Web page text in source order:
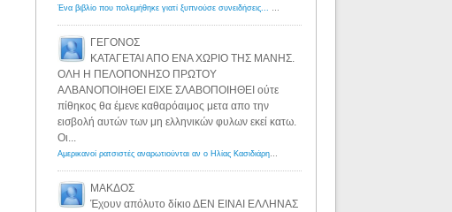
Ένα βιβλίο που πολεμήθηκε γιατί ξυπνούσε συνειδήσεις... - Λόγιος Ερμής | Η γνώση ξεκινάει με την αναζήτηση...
ΓΕΓΟΝΟΣ
ΚΑΤΑΓΕΤΑΙ ΑΠΟ ΕΝΑ ΧΩΡΙΟ ΤΗΣ ΜΑΝΗΣ.
ΟΛΗ Η ΠΕΛΟΠΟΝΗΣΟ ΠΡΩΤΟΥ
ΑΛΒΑΝΟΠΟΙΗΘΕΙ ΕΙΧΕ ΣΛΑΒΟΠΟΙΗΘΕΙ ούτε
πίθηκος θα έμενε καθαρόαιμος μετα απο την
εισβολή αυτών των μη ελληνικών φυλων εκεί κατω.
Οι...
Αμερικανοί ρατσιστές αναρωτιούνται αν ο Ηλίας Κασιδιάρης ανήκει στη λευκή φυλή... - Λόγιος Ερμής
ΜΑΚΔΟΣ
Έχουν απόλυτο δίκιο ΔΕΝ ΕΙΝΑΙ ΕΛΛΗΝΑΣ